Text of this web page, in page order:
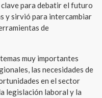
para debatir el futuro
y sirvió para intercambiar
de
muy importantes
las necesidades de
en el sector
legislación laboral y la